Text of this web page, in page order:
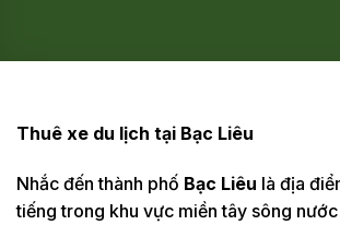
Thuê xe du lịch tại Bạc Liêu
Nhắc đến thành phố Bạc Liêu là địa
tiếng trong khu vực miền tây sông